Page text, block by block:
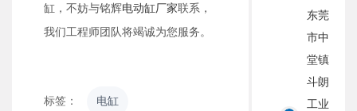
缸，不妨与铭辉电动缸厂家联系，
我们工程师团队将竭诚为您服务。
标签： 电缸
东莞
市中
堂镇
斗朗
工业